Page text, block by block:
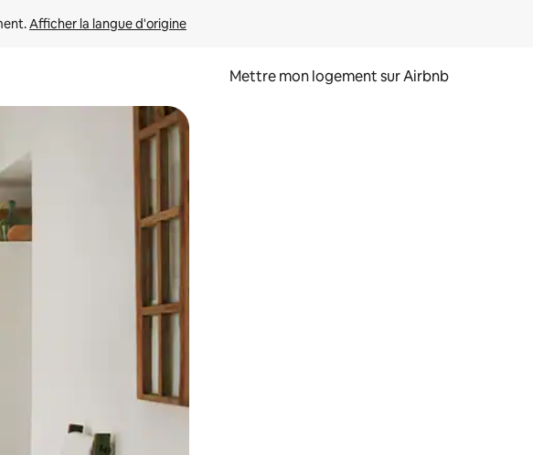
Afficher la langue d'origine
Mettre mon logement sur Airbnb
appuyant et en faisant glisser.